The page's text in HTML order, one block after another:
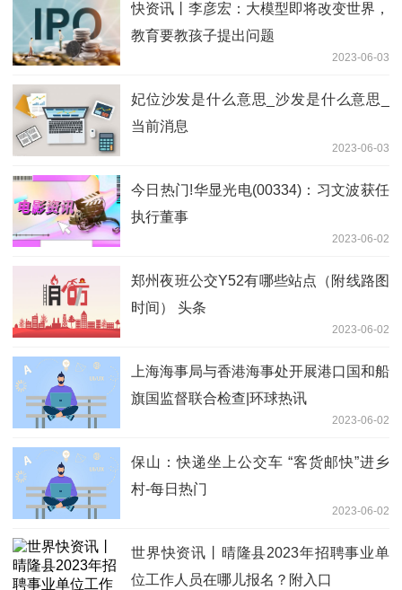
快资讯丨李彦宏：大模型即将改变世界，
教育要教孩子提出问题
2023-06-03
妃位沙发是什么意思_沙发是什么意思_
当前消息
2023-06-03
今日热门!华显光电(00334)：习文波获任
执行董事
2023-06-02
郑州夜班公交Y52有哪些站点（附线路图
时间） 头条
2023-06-02
上海海事局与香港海事处开展港口国和船
旗国监督联合检查|环球热讯
2023-06-02
保山：快递坐上公交车 “客货邮快”进乡
村-每日热门
2023-06-02
世界快资讯丨晴隆县2023年招聘事业单
位工作人员在哪儿报名？附入口